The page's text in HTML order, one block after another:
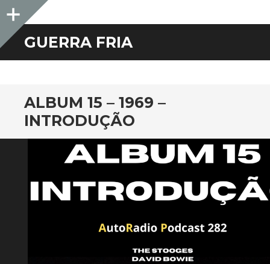
Sidebar
GUERRA FRIA
ALBUM 15 – 1969 –
INTRODUÇÃO